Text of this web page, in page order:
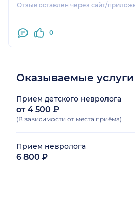
Отзыв оставлен через сайт/
0
Оказываемые
Прием детского невролога
от 4 500 ₽
(В зависимости от места приёма)
Прием невролога
6 800 ₽